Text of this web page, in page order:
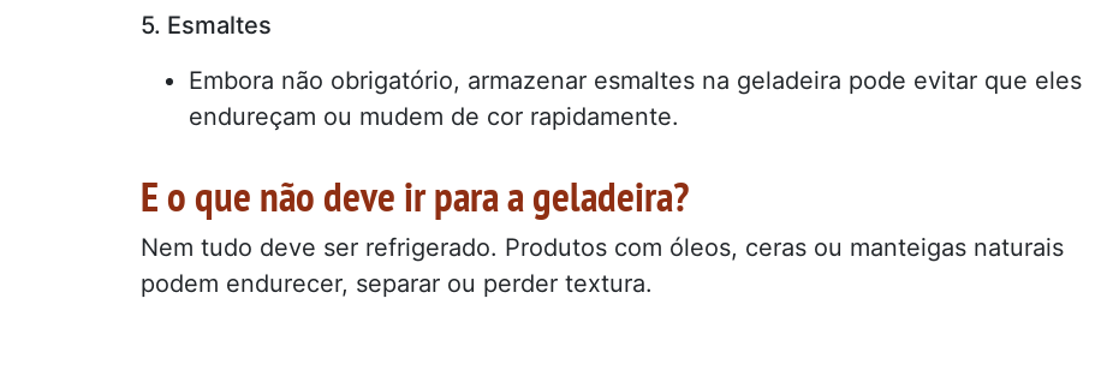
5. Esmaltes
Embora não obrigatório, armazenar esmaltes na geladeira pode evitar que eles
endureçam ou mudem de cor rapidamente.
E o que não deve ir para a geladeira?
Nem tudo deve ser refrigerado. Produtos com óleos, ceras ou manteigas naturais
podem endurecer, separar ou perder textura.